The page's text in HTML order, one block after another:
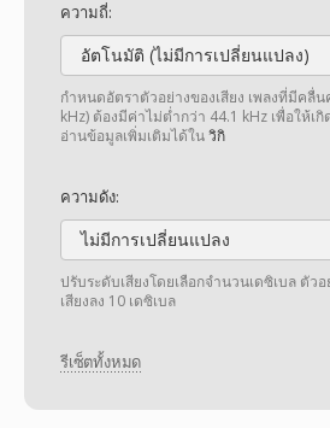
ความถี่:
อัตโนมัติ (ไม่มีการเปลี่ยนแปลง)
กำหนดอัตราตัวอย่างของเสียง เพลงที่มีคลื่
kHz) ต้องมีค่าไม่ต่ำกว่า 44.1 kHz เพื่อให้เ
อ่านข้อมูลเพิ่มเติมได้ในวิกิ
ความดัง:
ไม่มีการเปลี่ยนแปลง
ปรับระดับเสียงโดยเลือกจำนวนเดซิเบล ตัว
เสียงลง 10 เดซิเบล
รีเซ็ตทั้งหมด